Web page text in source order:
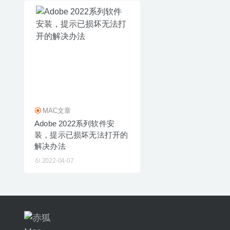
MAC文章
Adobe 2022系列软件安
装，提示已损坏无法打开的
解决办法
2022-04-07